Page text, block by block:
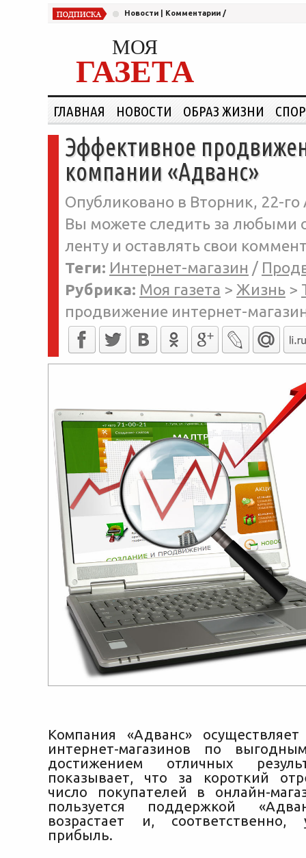
Новости Комментарии /
МОЯ
ГАЗЕТА
ГЛАВНАЯ НОВОСТИ ОБРАЗ ЖИЗНИ
Эффективное
компании «Адванс»
Опубликовано в Вторник, 22-го
Вы можете следить за любыми
ленту и оставлять свои
Теги: Интернет-магазин /
Рубрика: Моя газета > Жизнь >
продвижение интернет-
Компания «Адванс»
интернет-магазинов по
достижением отличных
показывает, что за короткий
число покупателей в онлайн-
пользуется поддержкой
возрастает и, соответственно,
прибыль.